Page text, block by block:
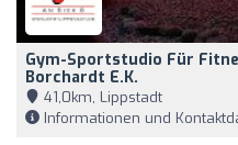
Gym-Sportstudio Für
Borchardt E.K.
41,0km, Lippstadt
Informationen und